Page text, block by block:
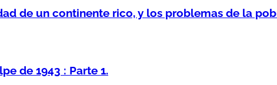
de un continente rico, y los problemas de la
de 1943 : Parte 1.